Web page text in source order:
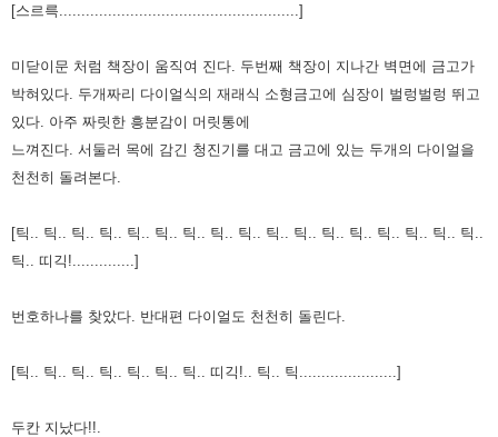
[스르륵......................................................]
미닫이문 처럼 책장이 움직여 진다. 두번째 책장이 지나간 벽면에 금고가
박혀있다. 두개짜리 다이얼식의 재래식 소형금고에 심장이 벌렁벌렁 뛰고
있다. 아주 짜릿한 흥분감이 머릿통에
느껴진다. 서둘러 목에 감긴 청진기를 대고 금고에 있는 두개의 다이얼을
천천히 돌려본다.
[틱.. 틱.. 틱.. 틱.. 틱.. 틱.. 틱.. 틱.. 틱.. 틱.. 틱.. 틱.. 틱.. 틱.. 틱.. 틱.. 틱..
틱.. 띠긱!..............]
번호하나를 찾았다. 반대편 다이얼도 천천히 돌린다.
[틱.. 틱.. 틱.. 틱.. 틱.. 틱.. 틱.. 띠긱!.. 틱.. 틱......................]
두칸 지났다!!.